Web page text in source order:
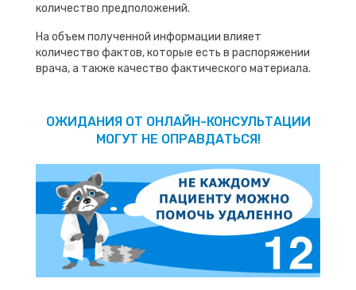
количество предположений.
На объем полученной информации влияет
количество фактов, которые есть в распоряжении
врача, а также качество фактического материала.
ОЖИДАНИЯ ОТ ОНЛАЙН-КОНСУЛЬТАЦИИ
МОГУТ НЕ ОПРАВДАТЬСЯ!